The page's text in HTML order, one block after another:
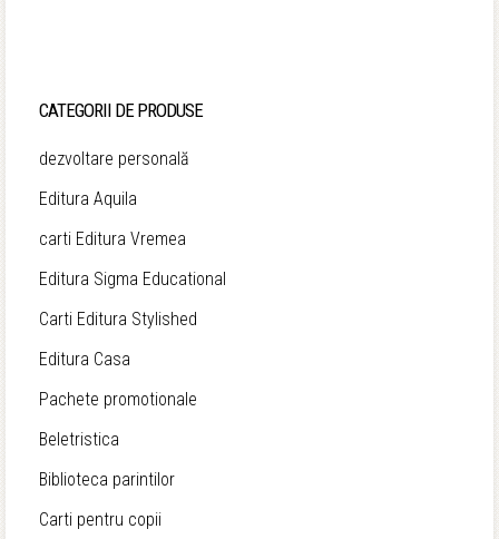
fost:
64,50 lei.
CATEGORII DE PRODUSE
dezvoltare personală
Editura Aquila
carti Editura Vremea
Editura Sigma Educational
Carti Editura Stylished
Editura Casa
Pachete promotionale
Beletristica
Biblioteca parintilor
Carti pentru copii